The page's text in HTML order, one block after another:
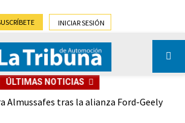
INICIAR SESIÓN
ÚLTIMAS NOTICIAS
Almussafes tras la alianza Ford-Geely